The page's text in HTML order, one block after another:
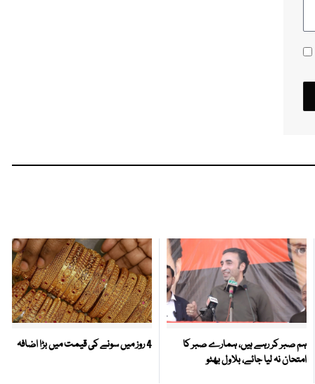
ہم صبر کر رہے ہیں، ہمارے صبر کا
امتحان نہ لیا جائے، بلاول بھٹو
4 روز میں سونے کی قیمت میں بڑا اضافہ